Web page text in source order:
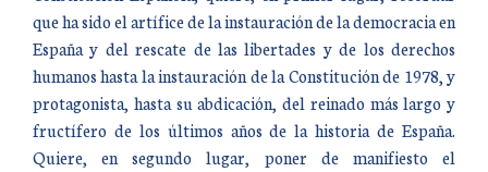
que ha sido el artífice de la instauración de la democracia en
España y del rescate de las libertades y de los derechos
humanos hasta la instauración de la Constitución de 1978, y
protagonista, hasta su abdicación, del reinado más largo y
fructífero de los últimos años de la historia de España.
Quiere, en segundo lugar, poner de manifiesto el